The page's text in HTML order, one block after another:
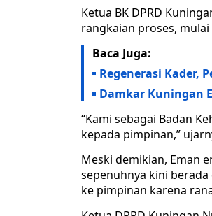
Ketua BK DPRD
rangkaian proses,
Baca Juga:
Regenerasi Kader,
Damkar Kuningan
“Kami sebagai Badan
kepada pimpinan,”
Meski demikian, Eman
sepenuhnya kini
ke pimpinan karena